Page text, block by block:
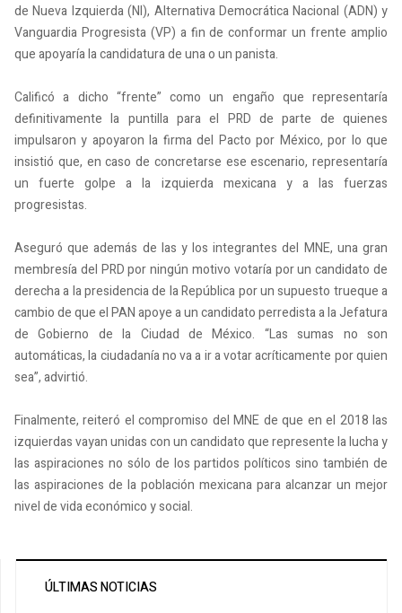
de Nueva Izquierda (NI), Alternativa Democrática Nacional (ADN) y
Vanguardia Progresista (VP) a fin de conformar un frente amplio
que apoyaría la candidatura de una o un panista.
Calificó a dicho “frente” como un engaño que representaría
definitivamente la puntilla para el PRD de parte de quienes
impulsaron y apoyaron la firma del Pacto por México, por lo que
insistió que, en caso de concretarse ese escenario, representaría
un fuerte golpe a la izquierda mexicana y a las fuerzas
progresistas.
Aseguró que además de las y los integrantes del MNE, una gran
membresía del PRD por ningún motivo votaría por un candidato de
derecha a la presidencia de la República por un supuesto trueque a
cambio de que el PAN apoye a un candidato perredista a la Jefatura
de Gobierno de la Ciudad de México. “Las sumas no son
automáticas, la ciudadanía no va a ir a votar acríticamente por quien
sea”, advirtió.
Finalmente, reiteró el compromiso del MNE de que en el 2018 las
izquierdas vayan unidas con un candidato que represente la lucha y
las aspiraciones no sólo de los partidos políticos sino también de
las aspiraciones de la población mexicana para alcanzar un mejor
nivel de vida económico y social.
ÚLTIMAS NOTICIAS